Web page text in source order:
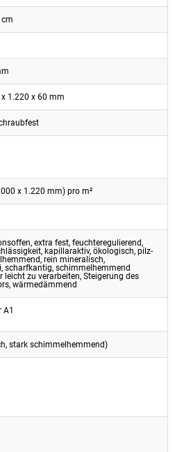
cm
1.220 x 60 mm
x 1.220 mm) pro m²
extra fest, feuchteregulierend,
kapillaraktiv, ökologisch, pilz-
rein mineralisch,
scharfkantig, schimmelhemmend
leicht zu verarbeiten, Steigerung des
wärmedämmend
stark schimmelhemmend)